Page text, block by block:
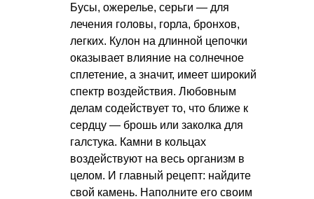
Бусы, ожерелье, серьги — для
лечения головы, горла, бронхов,
легких. Кулон на длинной цепочки
оказывает влияние на солнечное
сплетение, а значит, имеет широкий
спектр воздействия. Любовным
делам содействует то, что ближе к
сердцу — брошь или заколка для
галстука. Камни в кольцах
воздействуют на весь организм в
целом. И главный рецепт: найдите
свой камень. Наполните его своим